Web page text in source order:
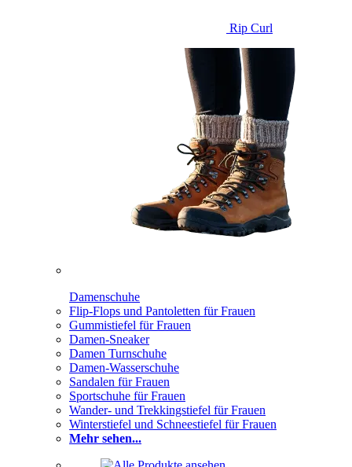
Rip Curl
Damenschuhe
Flip-Flops und Pantoletten für Frauen
Gummistiefel für Frauen
Damen-Sneaker
Damen Turnschuhe
Damen-Wasserschuhe
Sandalen für Frauen
Sportschuhe für Frauen
Wander- und Trekkingstiefel für Frauen
Winterstiefel und Schneestiefel für Frauen
Mehr sehen...